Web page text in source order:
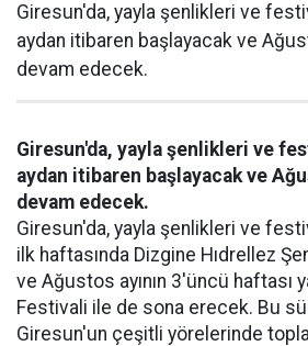
Giresun'da, yayla şenlikleri ve
aydan itibaren başlayacak ve
devam edecek.
Giresun'da, yayla şenlikleri ve
aydan itibaren başlayacak ve
devam edecek.
Giresun'da, yayla şenlikleri ve
ilk haftasında Dizgine Hıdrellez
ve Ağustos ayının 3'üncü haftası
Festivali ile de sona erecek. Bu
Giresun'un çeşitli yörelerinde